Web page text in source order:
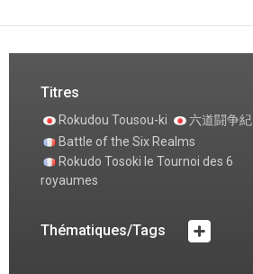
Titres
Rokudou Tousou-ki
六道闘争紀
Battle of the Six Realms
Rokudo Tosoki le Tournoi des 6
royaumes
Thématiques/Tags